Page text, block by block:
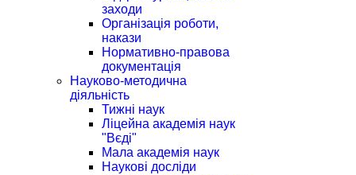
заходи
Організація роботи,
накази
Нормативно-правова
документація
Науково-методична
діяльність
Тижні наук
Ліцейна академія наук
"Вєді"
Мала академія наук
Наукові досліди